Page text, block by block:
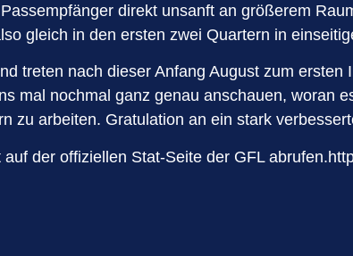
direkt unsanft an größerem
gleich in den ersten zwei Quartern in
treten nach dieser Anfang August zum
mal nochmal ganz genau anschauen, woran
zu arbeiten. Gratulation an ein stark
der offiziellen Stat-Seite der GFL